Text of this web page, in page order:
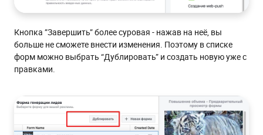
Кнопка ”Завершить” более суровая - нажав на неё, вы
больше не сможете внести изменения. Поэтому в списке
форм можно выбрать “Дублировать” и создать новую уже с
правками.